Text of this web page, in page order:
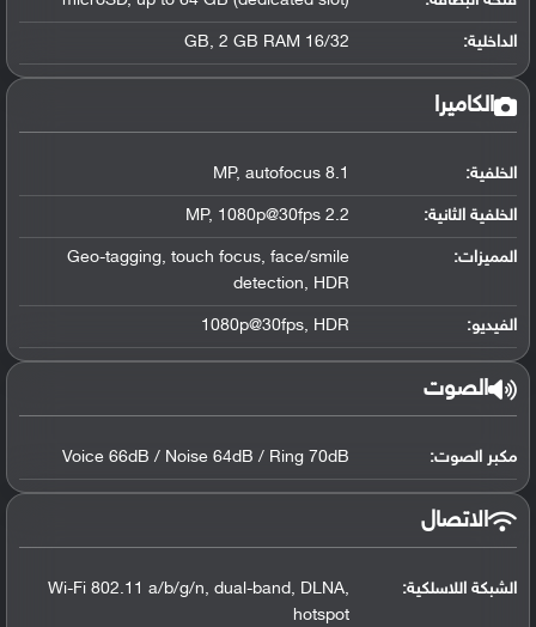
الداخلية: 16/32 GB, 2 GB RAM
الكاميرا
الخلفية: 8.1 MP, autofocus
الخلفية الثانية: 2.2 MP, 1080p@30fps
المميزات:
Geo-tagging, touch focus, face/smile
detection, HDR
الفيديو: 1080p@30fps, HDR
الصوت
مكبر الصوت: Voice 66dB / Noise 64dB / Ring 70dB
الاتصال
الشبكة اللاسلكية:
Wi-Fi 802.11 a/b/g/n, dual-band, DLNA,
hotspot